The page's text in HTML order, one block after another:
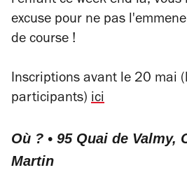
excuse pour ne pas
de course !
Inscriptions avant le 20 mai
participants) ici
Où ? • 95 Quai de Valmy,
Martin